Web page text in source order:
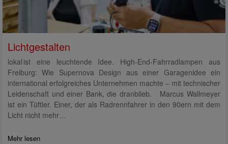
Lichtgestalten
lokal ist eine leuchtende Idee. High-End-Fahrradlampen aus
Freiburg: Wie Supernova Design aus einer Garagenidee ein
international erfolgreiches Unternehmen machte – mit technischer
Leidenschaft und einer Bank, die dranblieb. Marcus Wallmeyer
ist ein Tüftler. Einer, der als Radrennfahrer in den 90ern mit dem
Licht nicht mehr…
Mehr lesen